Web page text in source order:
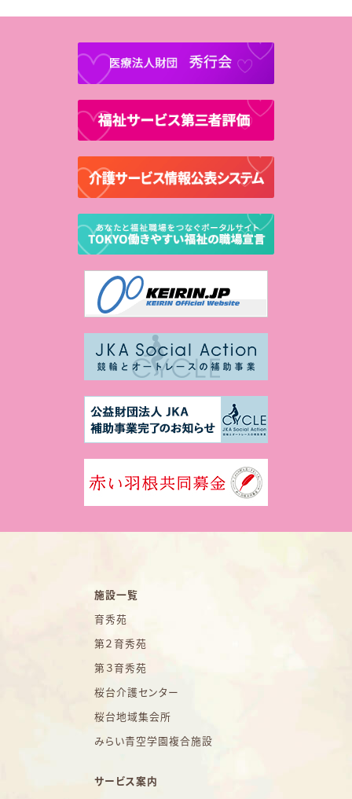
施設一覧
育秀苑
第２育秀苑
第３育秀苑
桜台介護センター
桜台地域集会所
みらい青空学園複合施設
サービス案内